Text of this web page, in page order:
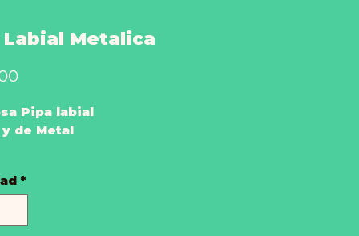
Labial Metalica
Precio
Pipa labial
de Metal
primero por
color disponible.
*